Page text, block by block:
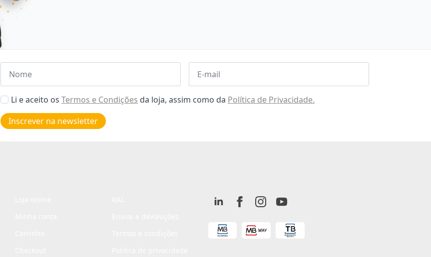
Nome Email
Aceitar
de
privacidade
Li e aceito os Termos e Condições da loja, assim como da Política de Privacidade.
Inscrever na newsletter